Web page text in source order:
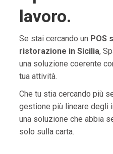
lavoro.
Se stai cercando un POS
ristorazione in Sicilia,
una soluzione coerente
tua attività.
Che tu stia cercando più
gestione più lineare degli
una soluzione che abbia
solo sulla carta.